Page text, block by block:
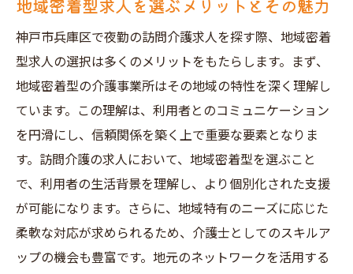
地域密着型求人を選ぶメリットとその魅力
神戸市兵庫区で夜勤の訪問介護求人を探す際、地域密着
型求人の選択は多くのメリットをもたらします。まず、
地域密着型の介護事業所はその地域の特性を深く理解し
ています。この理解は、利用者とのコミュニケーション
を円滑にし、信頼関係を築く上で重要な要素となりま
す。訪問介護の求人において、地域密着型を選ぶこと
で、利用者の生活背景を理解し、より個別化された支援
が可能になります。さらに、地域特有のニーズに応じた
柔軟な対応が求められるため、介護士としてのスキルア
ップの機会も豊富です。地元のネットワークを活用する